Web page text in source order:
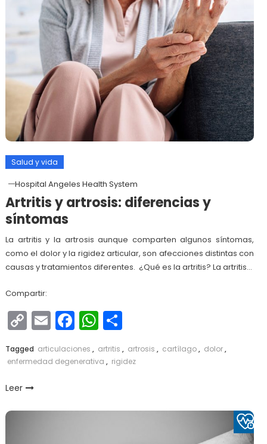
Salud y vida
Hospital Angeles Health System
Artritis y artrosis: diferencias y
síntomas
La artritis y la artrosis aunque comparten algunos síntomas,
como el dolor y la rigidez articular, son afecciones distintas con
causas y tratamientos diferentes. ¿Qué es la artritis? La artritis…
Compartir:
Copy
Link
EmailFacebook
WhatsApp
Compartir
Tagged articulaciones , artritis , artrosis , cartílago, dolor,
enfermedad degenerativa , rigidez
Leer